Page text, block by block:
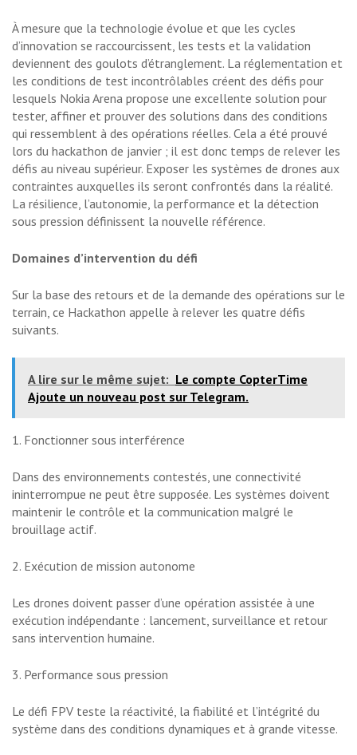
À mesure que la technologie évolue et que les cycles
d’innovation se raccourcissent, les tests et la validation
deviennent des goulots d’étranglement. La réglementation et
les conditions de test incontrôlables créent des défis pour
lesquels Nokia Arena propose une excellente solution pour
tester, affiner et prouver des solutions dans des conditions
qui ressemblent à des opérations réelles. Cela a été prouvé
lors du hackathon de janvier ; il est donc temps de relever les
défis au niveau supérieur. Exposer les systèmes de drones aux
contraintes auxquelles ils seront confrontés dans la réalité.
La résilience, l’autonomie, la performance et la détection
sous pression définissent la nouvelle référence.
Domaines d’intervention du défi
Sur la base des retours et de la demande des opérations sur le
terrain, ce Hackathon appelle à relever les quatre défis
suivants.
A lire sur le même sujet: Le compte CopterTime
Ajoute un nouveau post sur Telegram.
1. Fonctionner sous interférence
Dans des environnements contestés, une connectivité
ininterrompue ne peut être supposée. Les systèmes doivent
maintenir le contrôle et la communication malgré le
brouillage actif.
2. Exécution de mission autonome
Les drones doivent passer d’une opération assistée à une
exécution indépendante : lancement, surveillance et retour
sans intervention humaine.
3. Performance sous pression
Le défi FPV teste la réactivité, la fiabilité et l’intégrité du
système dans des conditions dynamiques et à grande vitesse.